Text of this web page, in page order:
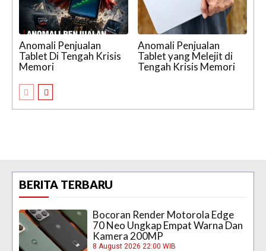
Anomali Penjualan
Tablet Di Tengah Krisis
Memori
Anomali Penjualan
Tablet yang Melejit di
Tengah Krisis Memori
BERITA TERBARU
Bocoran Render Motorola Edge
70 Neo Ungkap Empat Warna Dan
Kamera 200MP
8 August 2026 22:00 WIB